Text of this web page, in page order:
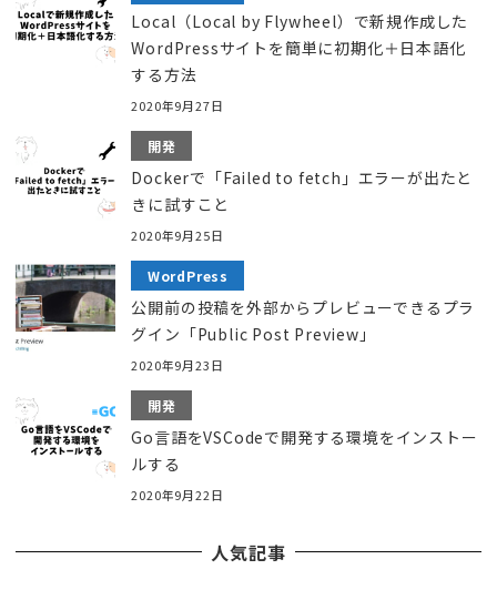
Local（Local by Flywheel）で新規作成した
WordPressサイトを簡単に初期化＋日本語化
する方法
2020年9月27日
開発
Dockerで「Failed to fetch」エラーが出たと
きに試すこと
2020年9月25日
WordPress
公開前の投稿を外部からプレビューできるプラ
グイン「Public Post Preview」
2020年9月23日
開発
Go言語をVSCodeで開発する環境をインストー
ルする
2020年9月22日
人気記事